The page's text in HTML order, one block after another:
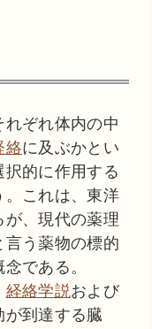
ぞれ体内の中
絡に及ぶかとい
択的に作用する
。これは、東洋
が、現代の薬理
う薬物の標的
である。
経絡学説および
が到達する臓